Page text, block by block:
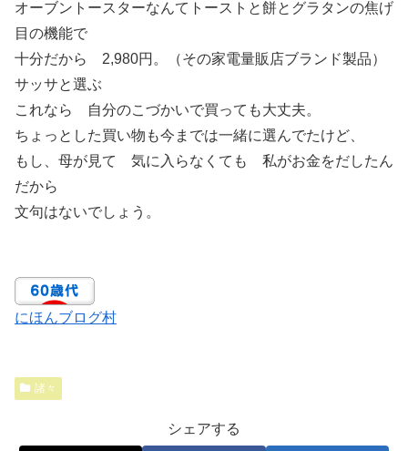
オーブントースターなんてトーストと餅とグラタンの焦げ
目の機能で
十分だから 2,980円。（その家電量販店ブランド製品）
サッサと選ぶ
これなら 自分のこづかいで買っても大丈夫。
ちょっとした買い物も今までは一緒に選んでたけど、
もし、母が見て 気に入らなくても 私がお金をだしたん
だから
文句はないでしょう。
にほんブログ村
諸々
シェアする